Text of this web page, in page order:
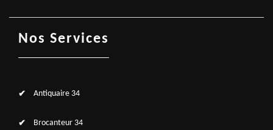
Nos Services
Antiquaire 34
Brocanteur 34